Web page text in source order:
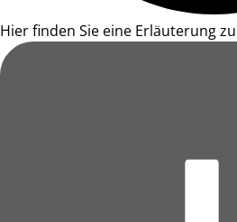
Hier finden Sie eine Erläuterung